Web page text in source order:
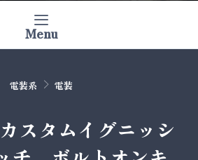
Menu
電装系 電装
スタムイグニッシ